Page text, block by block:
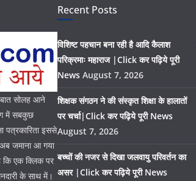
सोलह आने
में सबकुछ
पत्रकारिता इससे
जमाना आ गया
कि एक क्लिक पर
के साथ में।
Recent Posts
विशिष्ट पहचान बना रही है आदि कैलाश
परिक्रमाः महाराज |Click कर पढ़िये पूरी
News August 7, 2026
शिक्षक संगठन ने की संस्कृत शिक्षा के हालातों
पर चर्चा|Click कर पढ़िये पूरी News
August 7, 2026
बच्चों की नजर से दिखा जलवायु परिवर्तन का
असर |Click कर पढ़िये पूरी News